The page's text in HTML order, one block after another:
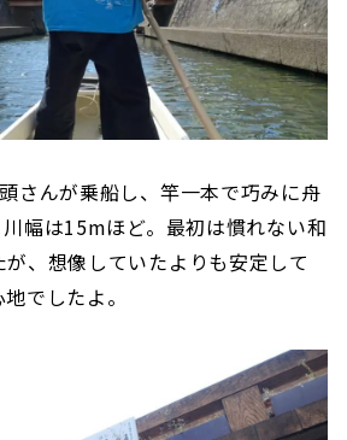
さんが乗船し、竿一本で巧みに舟
幅は15mほど。最初は慣れない和
、想像していたよりも安定して
でしたよ。